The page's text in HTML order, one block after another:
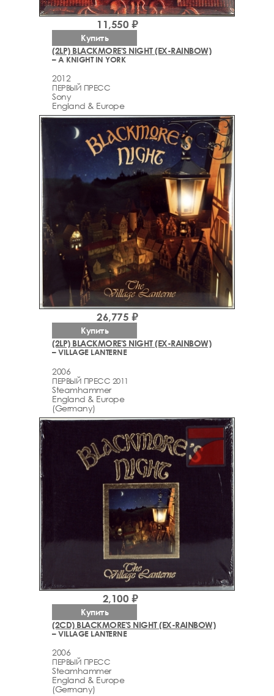
(2LP) BLACKMORE'S NIGHT (EX-RAINBOW)
– A KNIGHT IN YORK
2012
ПЕРВЫЙ ПРЕСС
Sony
England & Europe
11,550 ₽
Купить
(2LP) BLACKMORE'S NIGHT (EX-RAINBOW)
– VILLAGE LANTERNE
2006
ПЕРВЫЙ ПРЕСС 2011
Steamhammer
England & Europe
(Germany)
26,775 ₽
Купить
(2CD) BLACKMORE'S NIGHT (EX-RAINBOW)
– VILLAGE LANTERNE
2006
ПЕРВЫЙ ПРЕСС
Steamhammer
England & Europe
(Germany)
2,100 ₽
Купить